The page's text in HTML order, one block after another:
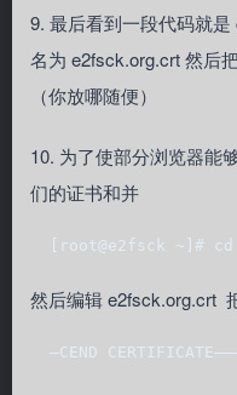
9. 最后看到一段代码就
名为 e2fsck.org.crt 然后
（你放哪随便）
10. 为了使部分浏览器能
们的证书和并
[root@e2fsck ~]#
然后编辑 e2fsck.org.crt
―CEND